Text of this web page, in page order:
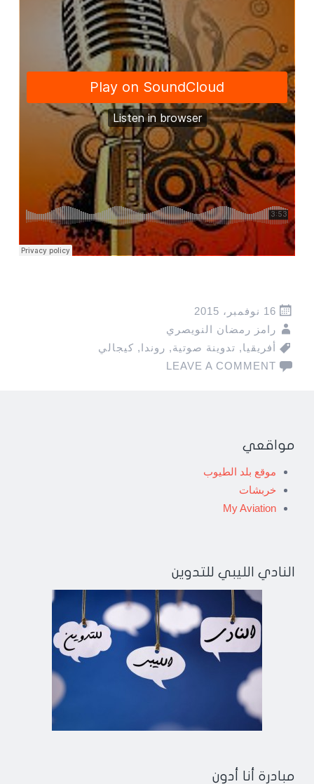
16 نوفمبر، 2015
رامز رمضان النويصري
أفريقيا, تدوينة صوتية, روندا, كيجالي
LEAVE A COMMENT
مواقعي
موقع بلد الطيوب
خربشات
My Aviation
النادي الليبي للتدوين
مبادرة أنا أدون